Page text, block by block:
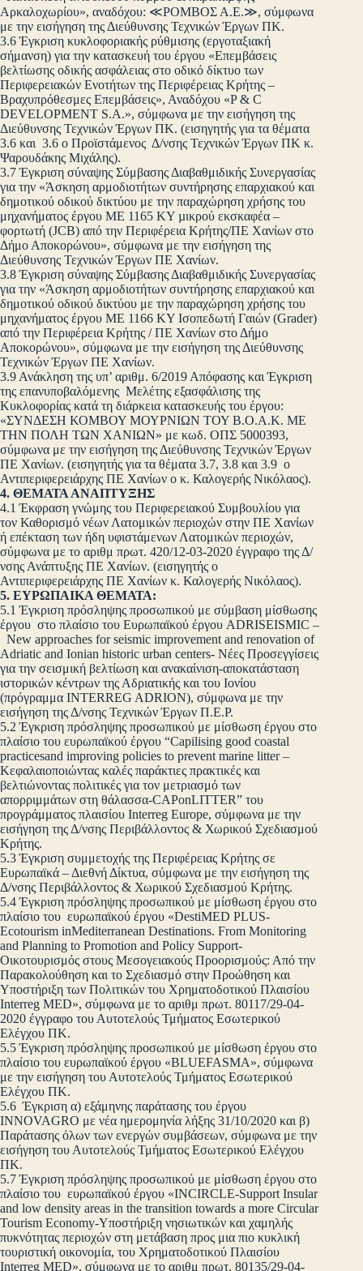
Αρκαλοχωρίου», αναδόχου: ≪ΡΟΜΒΟΣ Α.Ε.≫, σύμφωνα
με την εισήγηση της Διεύθυνσης Τεχνικών Έργων ΠΚ.
3.6 Έγκριση κυκλοφοριακής ρύθμισης (εργοταξιακή
σήμανση) για την κατασκευή του έργου «Επεμβάσεις
βελτίωσης οδικής ασφάλειας στο οδικό δίκτυο των
Περιφερειακών Ενοτήτων της Περιφέρειας Κρήτης –
Βραχυπρόθεσμες Επεμβάσεις», Αναδόχου «P & C
DEVELOPMENT S.A.», σύμφωνα με την εισήγηση της
Διεύθυνσης Τεχνικών Έργων ΠΚ. (εισηγητής για τα θέματα
3.6 και 3.6 ο Προϊστάμενος Δ/νσης Τεχνικών Έργων ΠΚ κ.
Ψαρουδάκης Μιχάλης).
3.7 Έγκριση σύναψης Σύμβασης Διαβαθμιδικής Συνεργασίας
για την «Άσκηση αρμοδιοτήτων συντήρησης επαρχιακού και
δημοτικού οδικού δικτύου με την παραχώρηση χρήσης του
μηχανήματος έργου ΜΕ 1165 ΚΥ µικρού εκσκαφέα –
φορτωτή (JCB) από την Περιφέρεια Κρήτης/ΠΕ Χανίων στο
Δήμο Αποκορώνου», σύμφωνα με την εισήγηση της
Διεύθυνσης Τεχνικών Έργων ΠΕ Χανίων.
3.8 Έγκριση σύναψης Σύμβασης Διαβαθμιδικής Συνεργασίας
για την «Άσκηση αρμοδιοτήτων συντήρησης επαρχιακού και
δημοτικού οδικού δικτύου με την παραχώρηση χρήσης του
μηχανήματος έργου ΜΕ 1166 ΚΥ Ισοπεδωτή Γαιών (Grader)
από την Περιφέρεια Κρήτης / ΠΕ Χανίων στο Δήμο
Αποκορώνου», σύμφωνα με την εισήγηση της Διεύθυνσης
Τεχνικών Έργων ΠΕ Χανίων.
3.9 Ανάκληση της υπ’ αριθμ. 6/2019 Απόφασης και Έγκριση
της επανυποβαλόμενης Μελέτης εξασφάλισης της
Κυκλοφορίας κατά τη διάρκεια κατασκευής του έργου:
«ΣΥΝΔΕΣΗ ΚΟΜΒΟΥ ΜΟΥΡΝΙΩΝ ΤΟΥ Β.Ο.Α.Κ. ΜΕ
ΤΗΝ ΠΟΛΗ ΤΩΝ ΧΑΝΙΩΝ» με κωδ. ΟΠΣ 5000393,
σύμφωνα με την εισήγηση της Διεύθυνσης Τεχνικών Έργων
ΠΕ Χανίων. (εισηγητής για τα θέματα 3.7, 3.8 και 3.9 ο
Αντιπεριφερειάρχης ΠΕ Χανίων ο κ. Καλογερής Νικόλαος).
4. ΘΕΜΑΤΑ ΑΝΑΠΤΥΞΗΣ
4.1 Έκφραση γνώμης του Περιφερειακού Συμβουλίου για
τον Καθορισμό νέων Λατομικών περιοχών στην ΠΕ Χανίων
ή επέκταση των ήδη υφιστάμενων Λατομικών περιοχών,
σύμφωνα με το αριθμ πρωτ. 420/12-03-2020 έγγραφο της Δ/
νσης Ανάπτυξης ΠΕ Χανίων. (εισηγητής ο
Αντιπεριφερειάρχης ΠΕ Χανίων κ. Καλογερής Νικόλαος).
5. ΕΥΡΩΠΑΙΚΑ ΘΕΜΑΤΑ:
5.1 Έγκριση πρόσληψης προσωπικού με σύμβαση μίσθωσης
έργου στο πλαίσιο του Ευρωπαϊκού έργου ADRISEISMIC –
New approaches for seismic improvement and renovation of
Adriatic and Ionian historic urban centers- Νέες Προσεγγίσεις
για την σεισμική βελτίωση και ανακαίνιση-αποκατάσταση
ιστορικών κέντρων της Αδριατικής και του Ιονίου
(πρόγραμμα INTERREG ADRION), σύμφωνα με την
εισήγηση της Δ/νσης Τεχνικών Έργων Π.Ε.Ρ.
5.2 Έγκριση πρόσληψης προσωπικού με μίσθωση έργου στο
πλαίσιο του ευρωπαϊκού έργου “Capilising good coastal
practicesand improving policies to prevent marine litter –
Κεφαλαιοποιώντας καλές παράκτιες πρακτικές και
βελτιώνοντας πολιτικές για τον μετριασμό των
απορριμμάτων στη θάλασσα-CAPonLITTER” του
προγράμματος πλαισίου Interreg Europe, σύμφωνα με την
εισήγηση της Δ/νσης Περιβάλλοντος & Χωρικού Σχεδιασμού
Κρήτης.
5.3 Έγκριση συμμετοχής της Περιφέρειας Κρήτης σε
Ευρωπαϊκά – Διεθνή Δίκτυα, σύμφωνα με την εισήγηση της
Δ/νσης Περιβάλλοντος & Χωρικού Σχεδιασμού Κρήτης.
5.4 Έγκριση πρόσληψης προσωπικού με μίσθωση έργου στο
πλαίσιο του ευρωπαϊκού έργου «DestiMED PLUS-
Ecotourism inMediterranean Destinations. From Monitoring
and Planning to Promotion and Policy Support-
Οικοτουρισμός στους Μεσογειακούς Προορισμούς: Από την
Παρακολούθηση και το Σχεδιασμό στην Προώθηση και
Υποστήριξη των Πολιτικών του Χρηματοδοτικού Πλαισίου
Interreg MED», σύμφωνα με το αριθμ πρωτ. 80117/29-04-
2020 έγγραφο του Αυτοτελούς Τμήματος Εσωτερικού
Ελέγχου ΠΚ.
5.5 Έγκριση πρόσληψης προσωπικού με μίσθωση έργου στο
πλαίσιο του ευρωπαϊκού έργου «BLUEFASMA», σύμφωνα
με την εισήγηση του Αυτοτελούς Τμήματος Εσωτερικού
Ελέγχου ΠΚ.
5.6 Έγκριση α) εξάμηνης παράτασης του έργου
INNOVAGRO με νέα ημερομηνία λήξης 31/10/2020 και β)
Παράτασης όλων των ενεργών συμβάσεων, σύμφωνα με την
εισήγηση του Αυτοτελούς Τμήματος Εσωτερικού Ελέγχου
ΠΚ.
5.7 Έγκριση πρόσληψης προσωπικού με μίσθωση έργου στο
πλαίσιο του ευρωπαϊκού έργου «INCIRCLE-Support Insular
and low density areas in the transition towards a more Circular
Tourism Economy-Υποστήριξη νησιωτικών και χαμηλής
πυκνότητας περιοχών στη μετάβαση προς μια πιο κυκλική
τουριστική οικονομία, του Χρηματοδοτικού Πλαισίου
Interreg MED», σύμφωνα με το αριθμ πρωτ. 80135/29-04-